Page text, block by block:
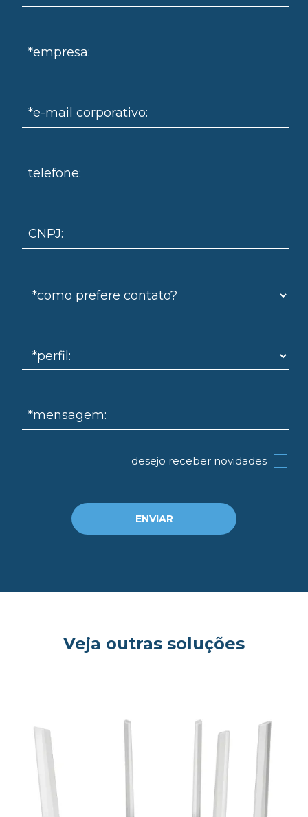
*empresa:
*e-mail corporativo:
telefone:
CNPJ:
*mensagem:
desejo receber novidades
ENVIAR
Veja outras soluções